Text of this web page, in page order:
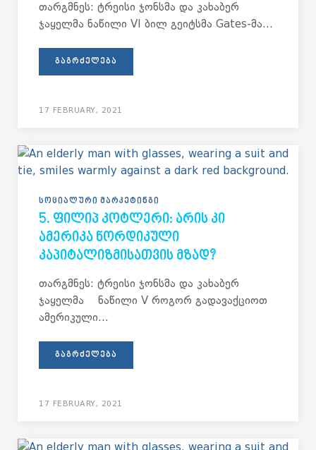
თარგმნეს: ტრეისი ჯონსმა და კახაბერ
ჯაყელმა ნაწილი VI ბილ გეიტსმა Gates-მა...
ᲒᲐᲒᲠᲫᲔᲚᲔᲑᲐ
17 FEBRUARY, 2021
ᲡᲝᲪᲘᲐᲚᲣᲠᲘ ᲛᲐᲠᲙᲔᲢᲘᲜᲒᲘ
5. ᲤᲘᲚᲘᲞ ᲙᲝᲢᲚᲔᲠᲘ: ᲐᲠᲘᲡ ᲙᲘ
ᲐᲛᲔᲠᲘᲙᲐ ᲜᲝᲠᲓᲘᲙᲣᲚᲘ
ᲙᲐᲞᲘᲢᲐᲚᲘᲖᲛᲘᲡᲐᲗᲕᲘᲡ ᲛᲖᲐᲓ?
თარგმნეს: ტრეისი ჯონსმა და კახაბერ
ჯაყელმა ნაწილი V როგორ გადავაქციოთ
ამერიკული...
ᲒᲐᲒᲠᲫᲔᲚᲔᲑᲐ
17 FEBRUARY, 2021